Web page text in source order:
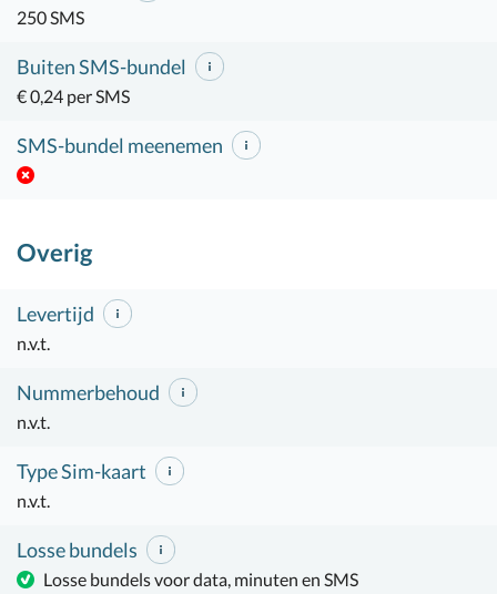
250 SMS
Buiten SMS-bundel
€ 0,24 per SMS
SMS-bundel meenemen
Overig
Levertijd
n.v.t.
Nummerbehoud
n.v.t.
Type Sim-kaart
n.v.t.
Losse bundels
Losse bundels voor data, minuten en SMS